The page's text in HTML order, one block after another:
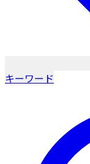
キーワード